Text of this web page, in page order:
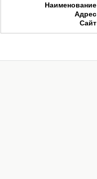
Наименование
Адрес
Сайт